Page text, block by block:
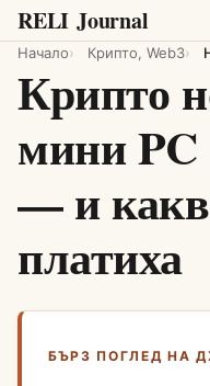
RELI Journal
Начало Крипто, Web3
Крипто
мини PC
— и
платиха
БЪРЗ ПОГЛЕД НА